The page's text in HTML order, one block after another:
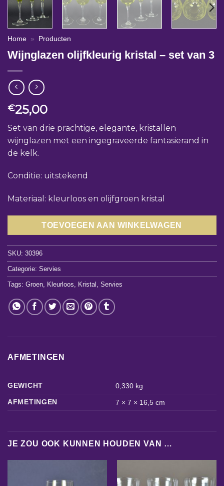
Home » Producten
Wijnglazen olijfkleurig kristal – set van 3
€25,00
Set van drie prachtige, elegante, kristallen
wijnglazen met een ingegraveerde fantasierand in
de kelk.
Conditie: uitstekend
Materiaal: kleurloos en olijfgroen kristal
TOEVOEGEN AAN WINKELWAGEN
SKU: 30396
Categorie: Servies
Tags: Groen Kleurloos Kristal Servies
AFMETINGEN
GEWICHT
0,330 kg
AFMETINGEN
7 × 7 × 16,5 cm
JE ZOU OOK KUNNEN HOUDEN VAN …